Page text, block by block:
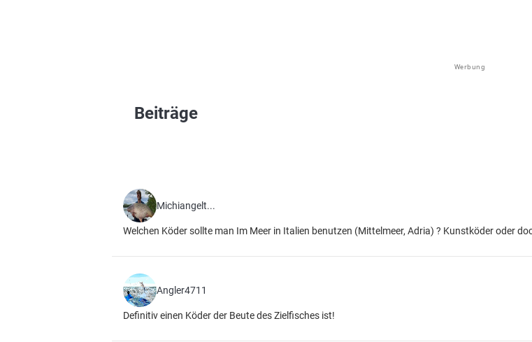
Werbung
Beiträge
Michiangelt...
Welchen Köder sollte man Im Meer in Italien benutzen (Mittelmeer, Adria) ? Kunstköder oder
Angler4711
Definitiv einen Köder der Beute des Zielfisches ist!